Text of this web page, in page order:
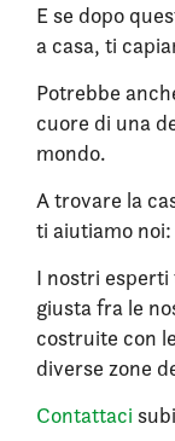
E se dopo
a casa, ti
Potrebbe
cuore di una
mondo.
A trovare la
ti aiutiamo
I nostri esperti
giusta fra le
costruite con
diverse zone
Contattaci